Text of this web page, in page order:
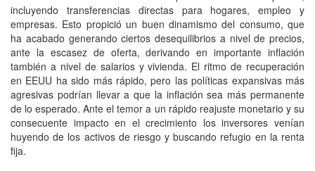
incluyendo transferencias directas para hogares, empleo y
empresas. Esto propició un buen dinamismo del consumo, que
ha acabado generando ciertos desequilibrios a nivel de precios,
ante la escasez de oferta, derivando en importante inflación
también a nivel de salarios y vivienda. El ritmo de recuperación
en EEUU ha sido más rápido, pero las políticas expansivas más
agresivas podrían llevar a que la inflación sea más permanente
de lo esperado. Ante el temor a un rápido reajuste monetario y su
consecuente impacto en el crecimiento los inversores venían
huyendo de los activos de riesgo y buscando refugio en la renta
fija.